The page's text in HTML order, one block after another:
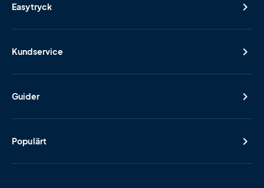
Easytryck
Kundservice
Guider
Populärt